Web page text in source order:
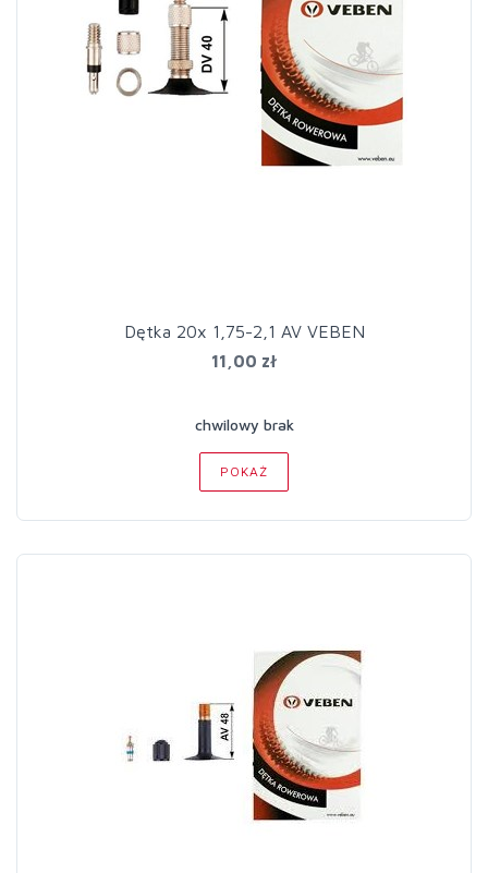
Dętka 20x 1,75-2,1 AV VEBEN
11,00 zł
chwilowy brak
POKAŻ